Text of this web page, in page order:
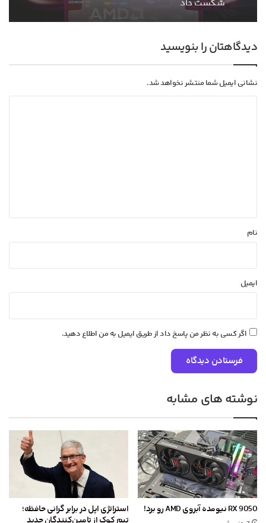
دیدگاهتان را بنویسید
نشانی ایمیل شما منتشر نخواهد شد.
نام
ایمیل
اگر کسی به نظر من پاسخ داد از طریق ایمیل به من اطلاع دهید.
نوشته های مشابه
RX 9050 نیومده آبروی AMD رو برد!
استراتژی اپل در برابر گرانی حافظه؛
تیم کوک از تامین‌کنندگان جدید